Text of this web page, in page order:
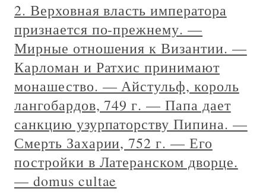
2. Верховная власть императора
признается по-прежнему. —
Мирные отношения к Византии. —
Карломан и Ратхис принимают
монашество. — Айстульф, король
лангобардов, 749 г. — Папа дает
санкцию узурпаторству Пипина. —
Смерть Захарии, 752 г. — Его
постройки в Латеранском дворце.
— domus cultae